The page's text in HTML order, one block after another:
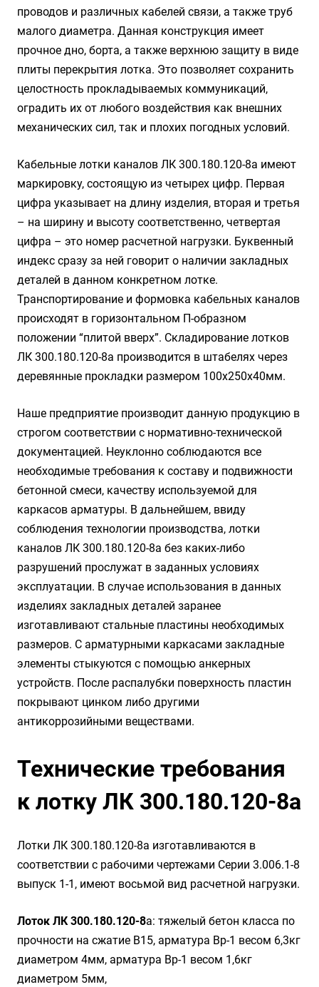
проводов и различных кабелей связи, а также труб
малого диаметра. Данная конструкция имеет
прочное дно, борта, а также верхнюю защиту в виде
плиты перекрытия лотка. Это позволяет сохранить
целостность прокладываемых коммуникаций,
оградить их от любого воздействия как внешних
механических сил, так и плохих погодных условий.
Кабельные лотки каналов ЛК 300.180.120-8а имеют
маркировку, состоящую из четырех цифр. Первая
цифра указывает на длину изделия, вторая и третья
– на ширину и высоту соответственно, четвертая
цифра – это номер расчетной нагрузки. Буквенный
индекс сразу за ней говорит о наличии закладных
деталей в данном конкретном лотке.
Транспортирование и формовка кабельных каналов
происходят в горизонтальном П-образном
положении “плитой вверх”. Складирование лотков
ЛК 300.180.120-8а производится в штабелях через
деревянные прокладки размером 100х250х40мм.
Наше предприятие производит данную продукцию в
строгом соответствии с нормативно-технической
документацией. Неуклонно соблюдаются все
необходимые требования к составу и подвижности
бетонной смеси, качеству используемой для
каркасов арматуры. В дальнейшем, ввиду
соблюдения технологии производства, лотки
каналов ЛК 300.180.120-8а без каких-либо
разрушений прослужат в заданных условиях
эксплуатации. В случае использования в данных
изделиях закладных деталей заранее
изготавливают стальные пластины необходимых
размеров. С арматурными каркасами закладные
элементы стыкуются с помощью анкерных
устройств. После распалубки поверхность пластин
покрывают цинком либо другими
антикоррозийными веществами.
Технические требования
к лотку ЛК 300.180.120-8а
Лотки ЛК 300.180.120-8а изготавливаются в
соответствии с рабочими чертежами Серии 3.006.1-8
выпуск 1-1, имеют восьмой вид расчетной нагрузки.
Лоток ЛК 300.180.120-8а: тяжелый бетон класса по
прочности на сжатие B15, арматура Вр-1 весом 6,3кг
диаметром 4мм, арматура Вр-1 весом 1,6кг
диаметром 5мм,